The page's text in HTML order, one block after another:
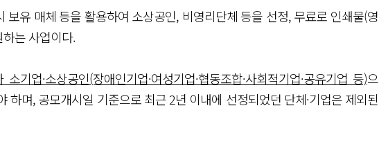
보유 매체 등을 활용하여 소상공인, 비영리단체 등을 선정, 무료로 인쇄물(영
는 사업이다.
소기업·소상공인(장애인기업·여성기업·협동조합·사회적기업·공유기업 등)으
하며, 공모개시일 기준으로 최근 2년 이내에 선정되었던 단체·기업은 제외된